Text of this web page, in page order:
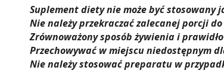
Suplement diety nie może być
Nie należy przekraczać zalecanej porcji
Zrównoważony sposób żywienia i
Przechowywać w miejscu niedostępnym
Nie należy stosować preparatu w